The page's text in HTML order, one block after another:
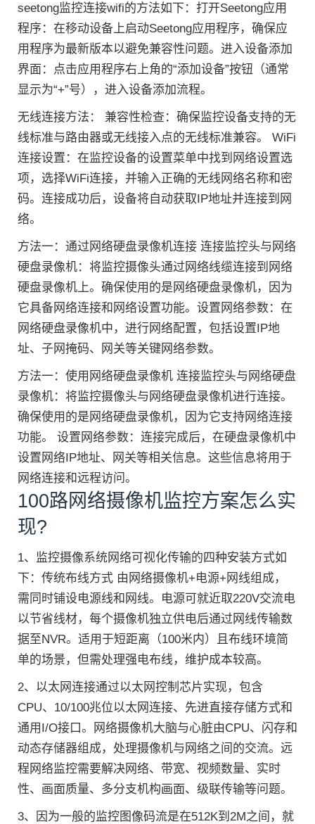
seetong监控连接wifi的方法如下：打开Seetong应用
程序：在移动设备上启动Seetong应用程序，确保应
用程序为最新版本以避免兼容性问题。进入设备添加
界面：点击应用程序右上角的“添加设备”按钮（通常
显示为“+”号），进入设备添加流程。
无线连接方法： 兼容性检查：确保监控设备支持的无
线标准与路由器或无线接入点的无线标准兼容。 WiFi
连接设置：在监控设备的设置菜单中找到网络设置选
项，选择WiFi连接，并输入正确的无线网络名称和密
码。连接成功后，设备将自动获取IP地址并连接到网
络。
方法一：通过网络硬盘录像机连接 连接监控头与网络
硬盘录像机：将监控摄像头通过网络线缆连接到网络
硬盘录像机上。确保使用的是网络硬盘录像机，因为
它具备网络连接和网络设置功能。设置网络参数：在
网络硬盘录像机中，进行网络配置，包括设置IP地
址、子网掩码、网关等关键网络参数。
方法一：使用网络硬盘录像机 连接监控头与网络硬盘
录像机：将监控摄像头与网络硬盘录像机进行连接。
确保使用的是网络硬盘录像机，因为它支持网络连接
功能。 设置网络参数：连接完成后，在硬盘录像机中
设置网络IP地址、网关等相关信息。这些信息将用于
网络连接和远程访问。
100路网络摄像机监控方案怎么实
现?
1、监控摄像系统网络可视化传输的四种安装方式如
下：传统布线方式 由网络摄像机+电源+网线组成，
需同时铺设电源线和网线。电源可就近取220V交流电
以节省线材，每个摄像机独立供电后通过网线传输数
据至NVR。适用于短距离（100米内）且布线环境简
单的场景，但需处理强电布线，维护成本较高。
2、以太网连接通过以太网控制芯片实现，包含
CPU、10/100兆位以太网连接、先进直接存储方式和
通用I/O接口。网络摄像机大脑与心脏由CPU、闪存和
动态存储器组成，处理摄像机与网络之间的交流。远
程网络监控需要解决网络、带宽、视频数量、实时
性、画面质量、多分支机构画面、级联传输等问题。
3、因为一般的监控图像码流是在512K到2M之间，就